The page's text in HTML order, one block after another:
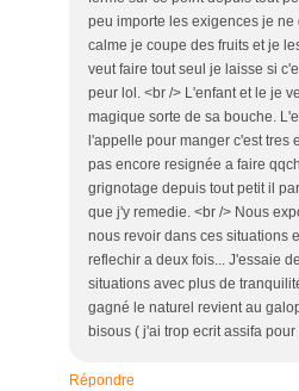
peu importe les exigences je
calme je coupe des fruits et je
veut faire tout seul je laisse si
peur lol. <br /> L'enfant et le je
magique sorte de sa bouche.
l'appelle pour manger c'est tres
pas encore resignée a faire
grignotage depuis tout petit il
que j'y remedie. <br /> Nous
nous revoir dans ces situations
reflechir a deux fois... J'essaie
situations avec plus de
gagné le naturel revient au
bisous ( j'ai trop ecrit assifa
Répondre